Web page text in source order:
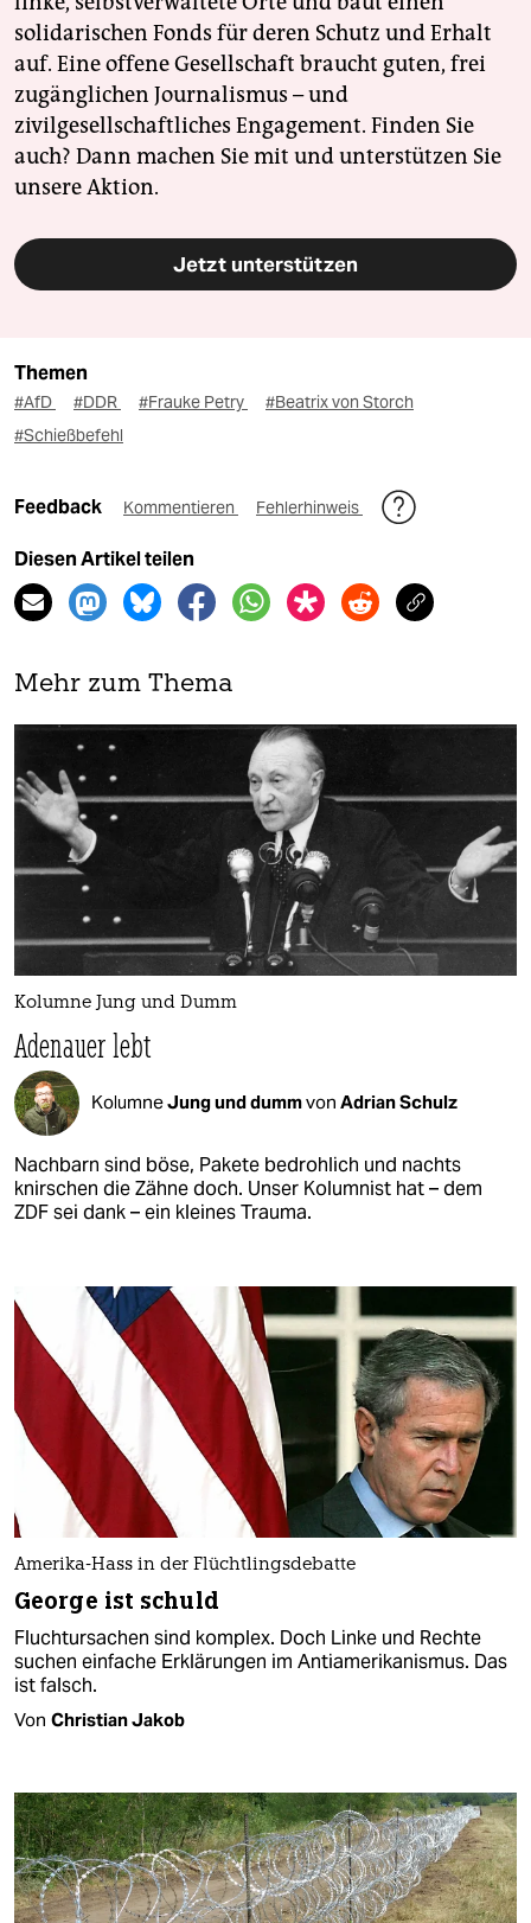
solidarischen Fonds für deren Schutz und Erhalt
auf. Eine offene Gesellschaft braucht guten, frei
zugänglichen Journalismus – und
zivilgesellschaftliches Engagement. Finden Sie
auch? Dann machen Sie mit und unterstützen Sie
unsere Aktion.
Jetzt unterstützen
Themen
#AfD #DDR #Frauke Petry
#Beatrix von Storch
#Schießbefehl
Feedback Kommentieren Fehlerhinweis
Diesen Artikel teilen
Mehr zum Thema
Kolumne Jung und Dumm
Adenauer lebt
KolumneJung und dummvon Adrian Schulz
Nachbarn sind böse, Pakete bedrohlich und nachts
knirschen die Zähne doch. Unser Kolumnist hat – dem
ZDF sei dank – ein kleines Trauma.
Amerika-Hass in der Flüchtlingsdebatte
George ist schuld
Fluchtursachen sind komplex. Doch Linke und Rechte
suchen einfache Erklärungen im Antiamerikanismus. Das
ist falsch.
Von Christian Jakob